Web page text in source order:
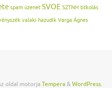
spam üzenet SVOE SZTNH titkolás
valaki hazudik Varga Ágnes
oldal motorjaTempera&WordPress.